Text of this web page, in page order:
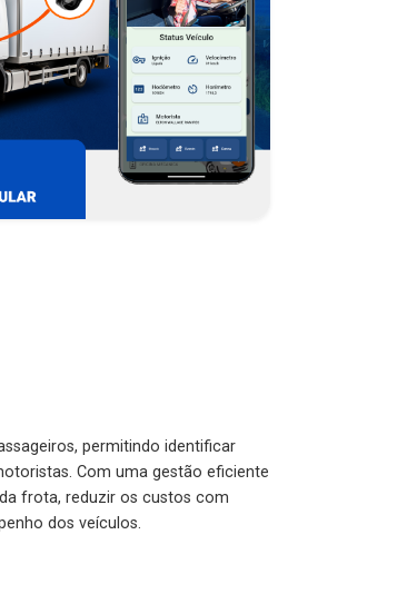
permitindo identificar
Com uma gestão eficiente
frota, reduzir os custos com
dos veículos.